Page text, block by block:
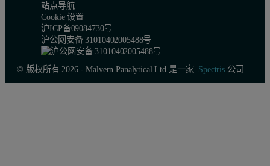
站点导航
Cookie 设置
沪ICP备09084730号
沪公网安备 31010402005488号
© 版权所有 2026 - Malvern Panalytical Ltd 是一家 Spectris公司